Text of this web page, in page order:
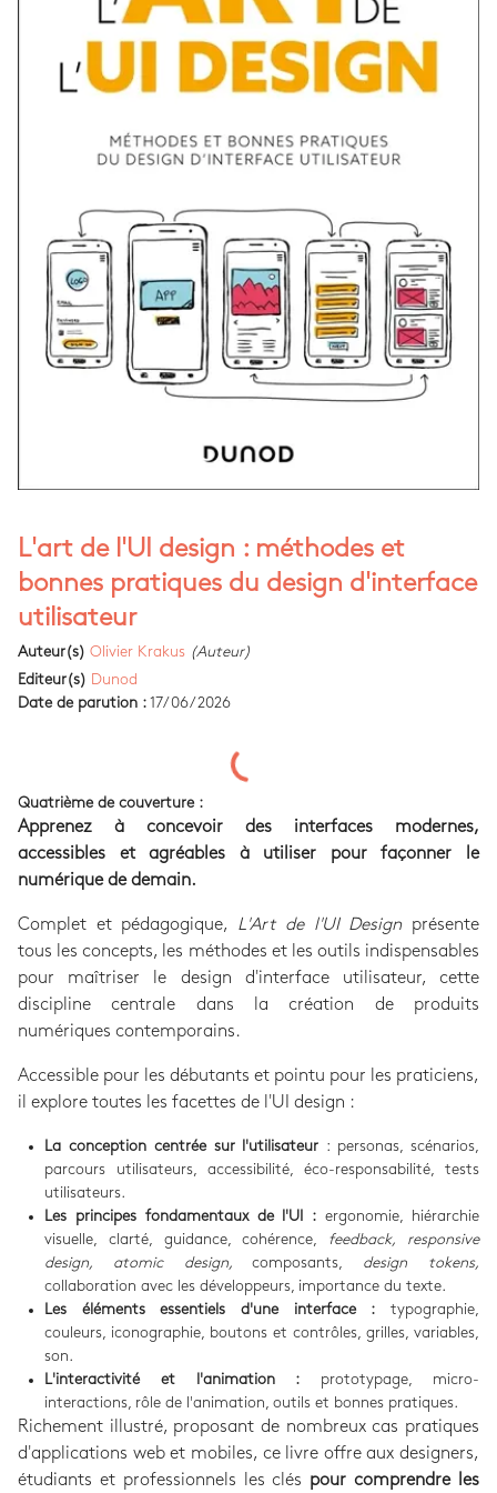
L'art de l'UI design : méthodes et
bonnes pratiques du design d'interface
utilisateur
Auteur(s) Olivier Krakus (Auteur)
Editeur(s)
Dunod
Date de parution : 17/06/2026
Quatrième de couverture :
Apprenez à concevoir des interfaces modernes,
accessibles et agréables à utiliser pour façonner le
numérique de demain.
Complet et pédagogique, L'Art de l'UI Designprésente
tous les concepts, les méthodes et les outils indispensables
pour maîtriser le design d'interface utilisateur, cette
discipline centrale dans la création de produits
numériques contemporains.
Accessible pour les débutants et pointu pour les praticiens,
il explore toutes les facettes de l'UI design :
La conception centrée sur l'utilisateur : personas, scénarios,
parcours utilisateurs, accessibilité, éco-responsabilité, tests
utilisateurs.
Les principes fondamentaux de l'UI : ergonomie, hiérarchie
visuelle, clarté, guidance, cohérence, feedback, responsive
design, atomic design,composants, design tokens,
collaboration avec les développeurs, importance du texte.
Les éléments essentiels d'une interface : typographie,
couleurs, iconographie, boutons et contrôles, grilles, variables,
son.
L'interactivité et l'animation : prototypage, micro-
interactions, rôle de l'animation, outils et bonnes pratiques.
Richement illustré, proposant de nombreux cas pratiques
d'applications web et mobiles, ce livre offre aux designers,
étudiants et professionnels les clés pour comprendre les